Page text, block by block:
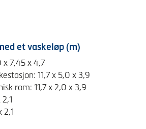
et vaskeløp (m)
x 7,45 x 4,7
11,7 x 5,0 x 3,9
rom: 11,7 x 2,0 x 3,9
2,1